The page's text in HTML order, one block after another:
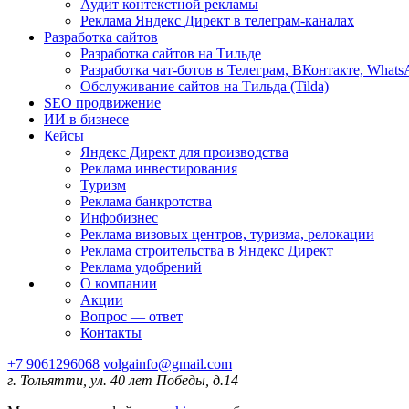
Аудит контекстной рекламы
Реклама Яндекс Директ в телеграм-каналах
Разработка сайтов
Разработка сайтов на Тильде
Разработка чат-ботов в Телеграм, ВКонтакте,
Обслуживание сайтов на Тильда (Tilda)
SEO продвижение
ИИ в бизнесе
Кейсы
Яндекс Директ для производства
Реклама инвестирования
Туризм
Реклама банкротства
Инфобизнес
Реклама визовых центров, туризма, релокации
Реклама строительства в Яндекс Директ
Реклама удобрений
О компании
Акции
Вопрос — ответ
Контакты
+7 9061296068 volgainfo@gmail.com
г. Тольятти, ул. 40 лет Победы, д.14